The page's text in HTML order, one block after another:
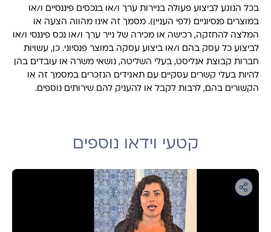
בכל הנוגע לביצוע פעולה בניירות ערך ו/או בנכסים פיננסיים ו/או
במוצרים פנסיוניים (לפי העניין). מסמך זה אינו מהווה הצעה או
המלצה להחזקה, רכישה או מכירה של נייר ערך ו/או נכס פיננסי ו/או
לביצוע כל עסק בהם ו/או ביצוע עסקה במוצר פנסיוני. כן, עשויות
חברות קבוצת אנליסט, בעלי השליטה, נושאי משרה או עובדים בהן
להיות בעלי קשרים עסקיים עם תאגידים הנזכרים במסמך זה או
הקשורים בהם, לרבות לקבל או להעניק להם שירותים נוספים.
קטעי וידאו נוספים